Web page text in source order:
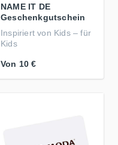
NAME IT DE
Geschenkgutschein
Inspiriert von Kids – für
Kids
Von 10 €